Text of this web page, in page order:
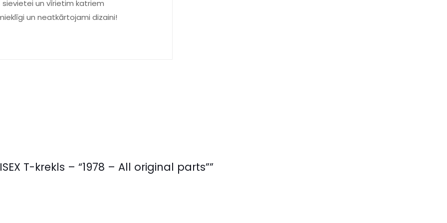
un vīrietim katriem
un neatkārtojami dizaini!
T-krekls – “1978 – All original parts””